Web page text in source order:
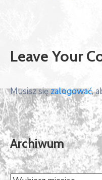
Leave Your
Musisz sięzalogować,
Archiwum